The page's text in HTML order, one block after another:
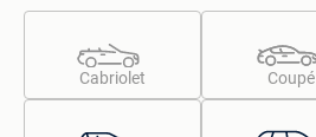
Cabriolet Coupé